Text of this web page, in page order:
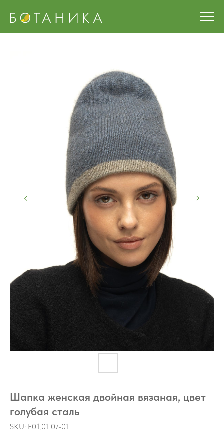
Шапка женская двойная вязаная, цвет
голубая сталь
SKU: F01.01.07-01